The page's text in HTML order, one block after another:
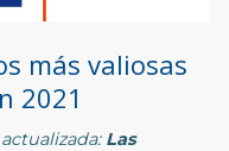
más valiosas
2021
Las